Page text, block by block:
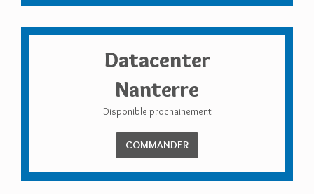
Datacenter
Nanterre
Disponible prochainement
COMMANDER